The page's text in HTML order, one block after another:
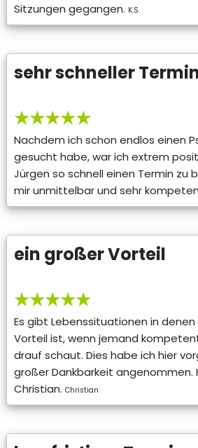
Sitzungen gegangen. K.S.
sehr schneller
★★★★★
Nachdem ich schon endlos einen
gesucht habe, war ich extrem
Jürgen so schnell einen Termin zu
mir unmittelbar und sehr
ein großer Vorteil
★★★★★
Es gibt Lebenssituationen in
Vorteil ist, wenn jemand
drauf schaut. Dies habe ich hier
großer Dankbarkeit angenommen.
Christian. Christian